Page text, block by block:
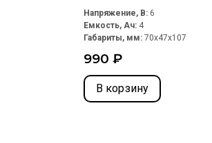
Напряжение, В: 6
Емкость, Ач: 4
Габариты, мм: 70x47x107
990 ₽
В корзину